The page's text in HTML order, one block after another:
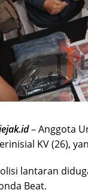
– Anggota
KV (26),
lantaran
Beat.